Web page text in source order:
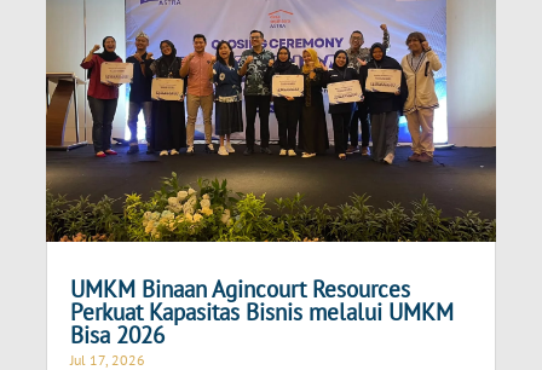
UMKM Binaan Agincourt Resources
Perkuat Kapasitas Bisnis melalui UMKM
Bisa 2026
Jul 17, 2026